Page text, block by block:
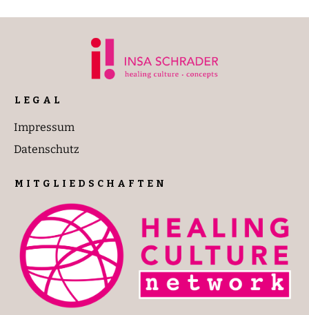
LEGAL
Impressum
Datenschutz
MITGLIEDSCHAFTEN